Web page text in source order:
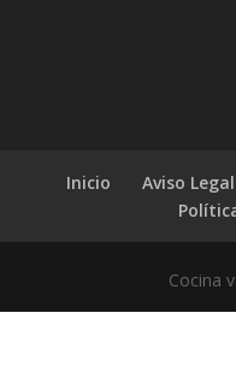
Inicio Aviso Legal
Cocina